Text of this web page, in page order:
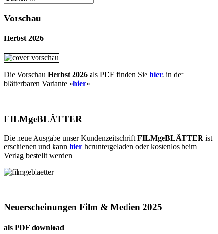
Vorschau
Herbst 2026
Die Vorschau Herbst 2026 als PDF finden Sie hier, in der
blätterbaren Variante »hier«
FILMgeBLÄTTER
Die neue Ausgabe unser Kundenzeitschrift FILMgeBLÄTTER ist
erschienen und kann hier heruntergeladen oder kostenlos beim
Verlag bestellt werden.
Neuerscheinungen Film & Medien 2025
als PDF download